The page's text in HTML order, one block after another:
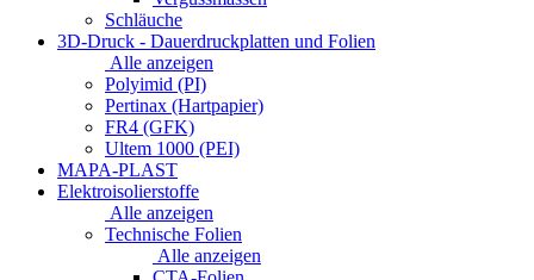
Schläuche
3D-Druck - Dauerdruckplatten und Folien
Alle anzeigen
Polyimid (PI)
Pertinax (Hartpapier)
FR4 (GFK)
Ultem 1000 (PEI)
MAPA-PLAST
Elektroisolierstoffe
Alle anzeigen
Technische Folien
Alle anzeigen